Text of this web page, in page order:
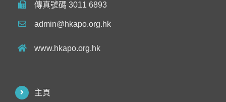
傳真號碼 3011 6893
admin@hkapo.org.hk
www.hkapo.org.hk
主頁